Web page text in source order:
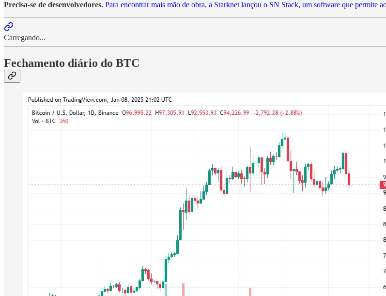
Precisa-se de desenvolvedores. Para encontrar mais mão de obra, a Starknet lançou o SN Stack, um software que permite
Carregando...
Fechamento diário do BTC